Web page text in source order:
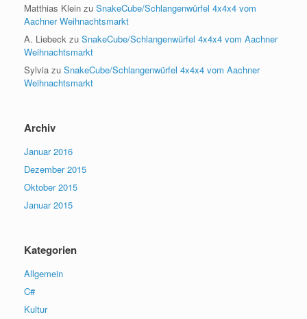
Matthias Klein zu SnakeCube/Schlangenwürfel 4x4x4 vom
Aachner Weihnachtsmarkt
A. Liebeck zu SnakeCube/Schlangenwürfel 4x4x4 vom Aachner
Weihnachtsmarkt
Sylvia zu SnakeCube/Schlangenwürfel 4x4x4 vom Aachner
Weihnachtsmarkt
Archiv
Januar 2016
Dezember 2015
Oktober 2015
Januar 2015
Kategorien
Allgemein
C#
Kultur